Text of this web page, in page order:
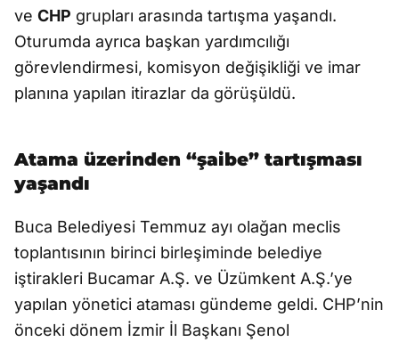
ve CHP grupları arasında tartışma yaşandı.
Oturumda ayrıca başkan yardımcılığı
görevlendirmesi, komisyon değişikliği ve imar
planına yapılan itirazlar da görüşüldü.
Atama üzerinden “şaibe” tartışması
yaşandı
Buca Belediyesi Temmuz ayı olağan meclis
toplantısının birinci birleşiminde belediye
iştirakleri Bucamar A.Ş. ve Üzümkent A.Ş.’ye
yapılan yönetici ataması gündeme geldi. CHP’nin
önceki dönem İzmir İl Başkanı Şenol